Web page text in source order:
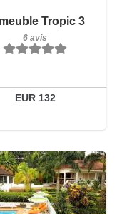
Tropic 3
6 avis
EUR 132
Détails
Réserver